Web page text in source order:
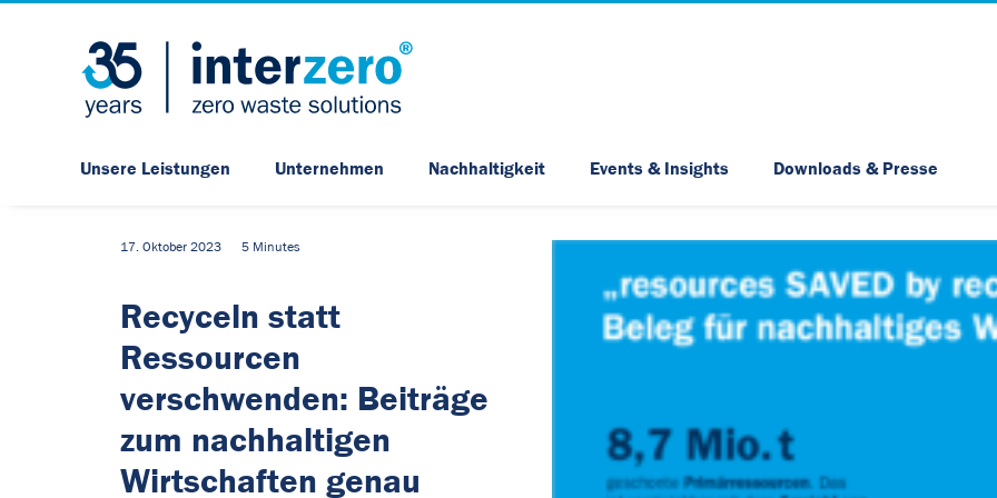
Unsere Leistungen Unternehmen Nachhaltigkeit Events & Insights Downloads & Presse
17. Oktober 2023 5 Minutes
Recyceln statt
Ressourcen
verschwenden: Beiträge
zum nachhaltigen
Wirtschaften genau